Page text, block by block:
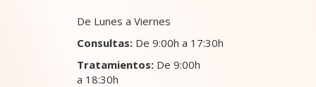
De Lunes a Viernes
Consultas: De 9:00h a 17:30h
Tratamientos: De 9:00h
a 18:30h